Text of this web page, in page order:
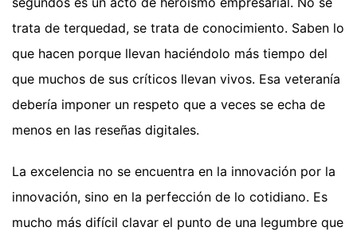
trata de terquedad, se trata de conocimiento. Saben lo
que hacen porque llevan haciéndolo más tiempo del
que muchos de sus críticos llevan vivos. Esa veteranía
debería imponer un respeto que a veces se echa de
menos en las reseñas digitales.
La excelencia no se encuentra en la innovación por la
innovación, sino en la perfección de lo cotidiano. Es
mucho más difícil clavar el punto de una legumbre que